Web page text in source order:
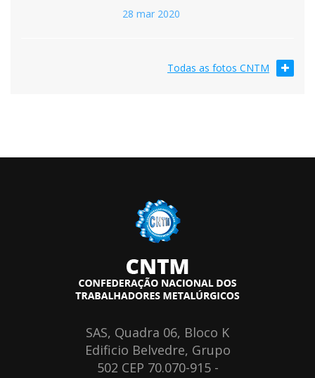
28 mar 2020
Todas as fotos CNTM
SAS, Quadra 06, Bloco K
Edificio Belvedre, Grupo
502 CEP 70.070-915 -